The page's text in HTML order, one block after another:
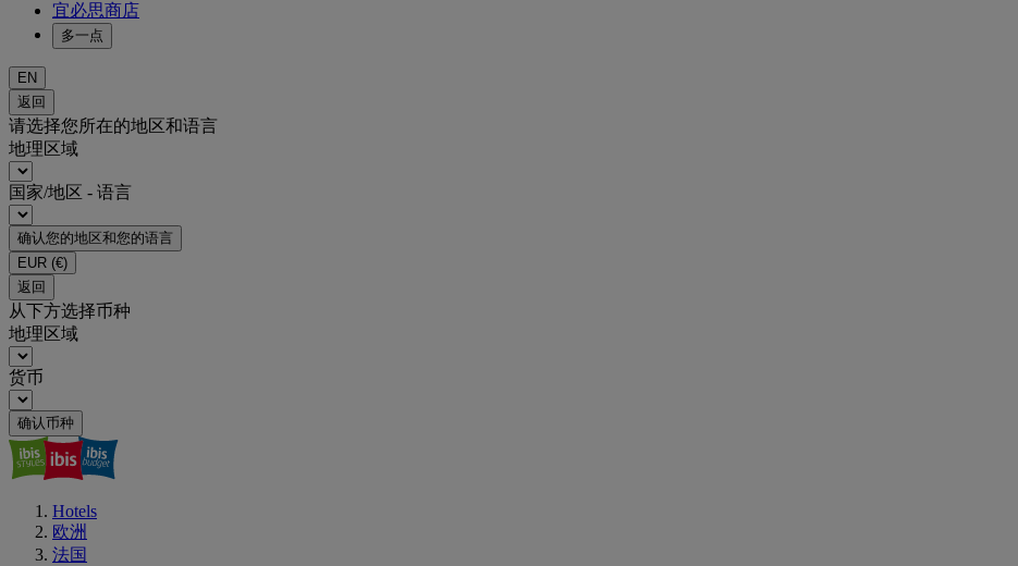
宜必思商店
多一点
EN
返回
请选择您所在的地区和语言
地理区域
国家/地区 - 语言
确认您的地区和您的语言
EUR (€)
返回
从下方选择币种
地理区域
货币
确认币种
Hotels
欧洲
法国